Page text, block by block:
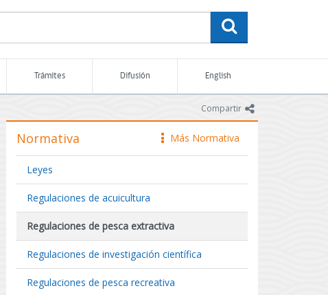
Trámites Difusión English
Compartir icono
icono
Más Normativa
Normativa
Leyes
Regulaciones de acuicultura
Regulaciones de pesca extractiva
Regulaciones de investigación científica
Regulaciones de pesca recreativa